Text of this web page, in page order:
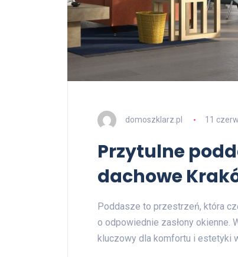
domoszklarz.pl 11
Przytulne
dachowe
Poddasze to przestrzeń, która
o odpowiednie zasłony okienne.
kluczowy dla komfortu i estetyki